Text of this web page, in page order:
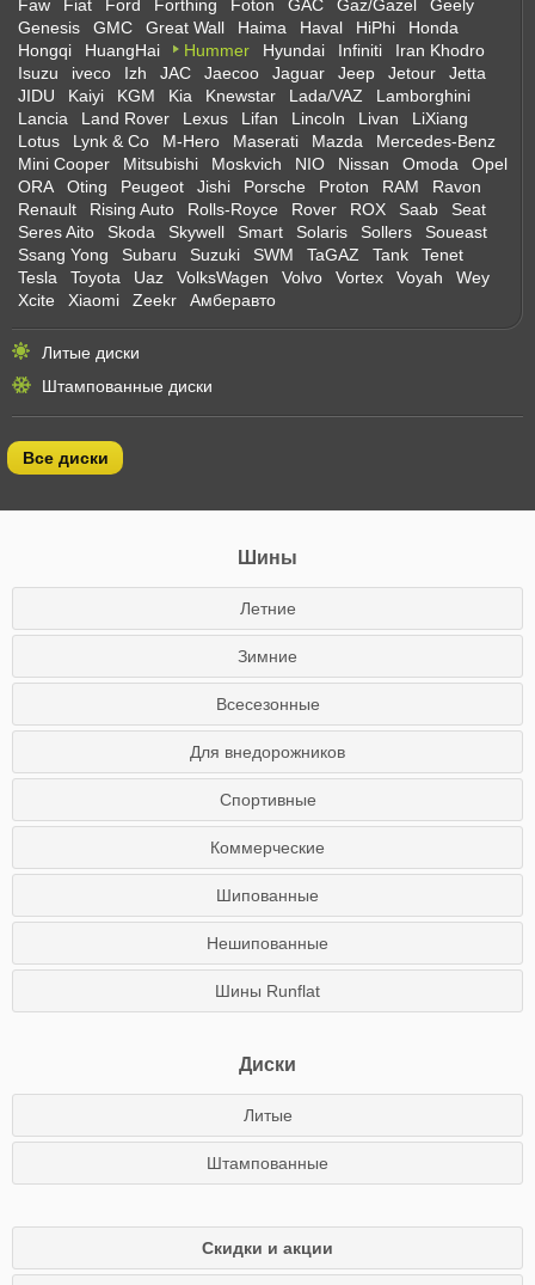
Faw Fiat Ford Forthing Foton GAC Gaz/Gazel
Geely
Genesis
GMC Great Wall Haima Haval HiPhi
Honda
Hongqi
HuangHai Hummer Hyundai Infiniti
Iran Khodro
Isuzu
iveco Izh JAC Jaecoo Jaguar Jeep Jetour
Jetta
JIDU
Kaiyi KGM Kia Knewstar Lada/VAZ
Lamborghini
Lancia
Land Rover Lexus Lifan Lincoln Livan
LiXiang
Lotus
Lynk & Co M-Hero Maserati Mazda
Mercedes-Benz
Mini Cooper
Mitsubishi Moskvich NIO Nissan Omoda
Opel
ORA
Oting Peugeot Jishi Porsche Proton RAM
Ravon
Renault
Rising Auto Rolls-Royce Rover ROX Saab
Seat
Seres Aito
Skoda Skywell Smart Solaris Sollers
Soueast
Ssang Yong
Subaru Suzuki SWM TaGAZ Tank
Tenet
Tesla
Toyota Uaz VolksWagen Volvo Vortex Voyah
Wey
Xcite
Xiaomi Zeekr Амберавто
Литые диски
Штампованные диски
Все диски
Шины
Летние
Зимние
Всесезонные
Для внедорожников
Спортивные
Коммерческие
Шипованные
Нешипованные
Шины Runflat
Диски
Литые
Штампованные
Скидки и акции